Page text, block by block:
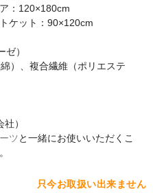
：120×180cm
ケット：90×120cm
）
）、複合繊維（ポリエステ
）
ツと一緒にお使いいただくこ
只今お取扱い出来ません